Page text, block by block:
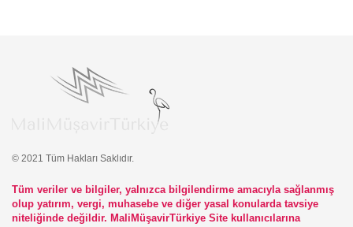
© 2021 Tüm Hakları Saklıdır.
Tüm veriler ve bilgiler, yalnızca bilgilendirme amacıyla sağlanmış
olup yatırım, vergi, muhasebe ve diğer yasal konularda tavsiye
niteliğinde değildir. MaliMüşavirTürkiye Site kullanıcılarına